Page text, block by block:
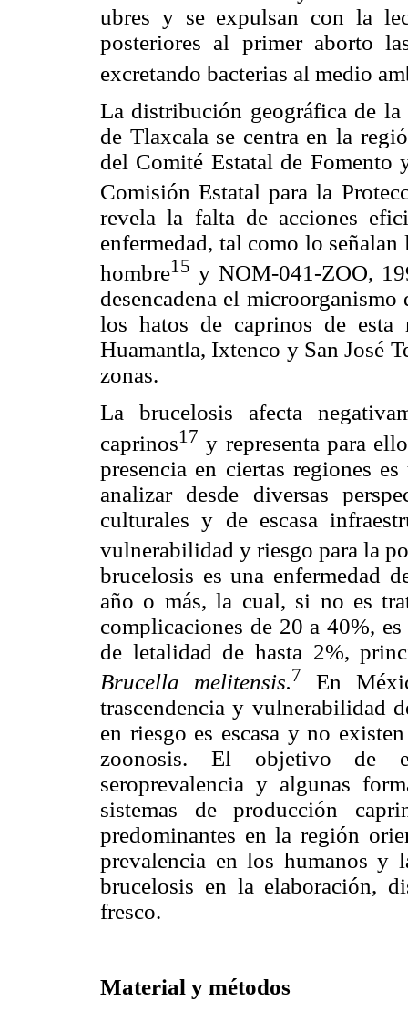
ubres y se expulsan con la
posteriores al primer aborto
excretando bacterias al medio
La distribución geográfica de
de Tlaxcala se centra en la
del Comité Estatal de Fomento
Comisión Estatal para la
revela la falta de acciones
enfermedad, tal como lo
hombre15 y NOM-041-ZOO,
desencadena el
los hatos de caprinos de
Huamantla, Ixtenco y San José
zonas.
La brucelosis afecta
caprinos17 y representa para
presencia en ciertas regiones
analizar desde diversas
culturales y de escasa
vulnerabilidad y riesgo para la
brucelosis es una enfermedad
año o más, la cual, si no es
complicaciones de 20 a 40%,
de letalidad de hasta 2%,
Brucella melitensis.7
En
trascendencia y vulnerabilidad
en riesgo es escasa y no
zoonosis. El objetivo de
seroprevalencia y algunas
sistemas de producción
predominantes en la región
prevalencia en los humanos y
brucelosis en la elaboración,
fresco.
Material y métodos